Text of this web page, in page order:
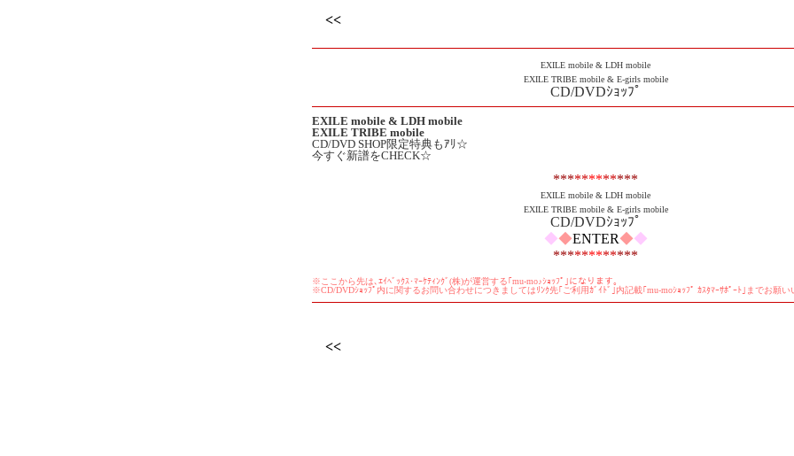
<<
EXILE mobile & LDH mobile
EXILE TRIBE mobile & E-girls mobile
CD/DVDｼｮｯﾌﾟ
EXILE mobile & LDH mobile
EXILE TRIBE mobile
CD/DVD SHOP限定特典もｱﾘ☆
今すぐ新譜をCHECK☆
************
EXILE mobile & LDH mobile
EXILE TRIBE mobile & E-girls mobile
CD/DVDｼｮｯﾌﾟ
◆◆ENTER◆◆
************
※ここから先は､ｴｲﾍﾞｯｸｽ･ﾏｰｹﾃｨﾝｸﾞ(株)が運営する｢mu-mo♪ｼｮｯﾌﾟ｣になります｡
※CD/DVDｼｮｯﾌﾟ内に関するお問い合わせにつきましてはﾘﾝｸ先｢ご利用ｶﾞｲﾄﾞ｣内記載｢mu-moｼｮｯﾌﾟ ｶｽﾀﾏｰｻﾎﾟｰﾄ｣までお願い
<<